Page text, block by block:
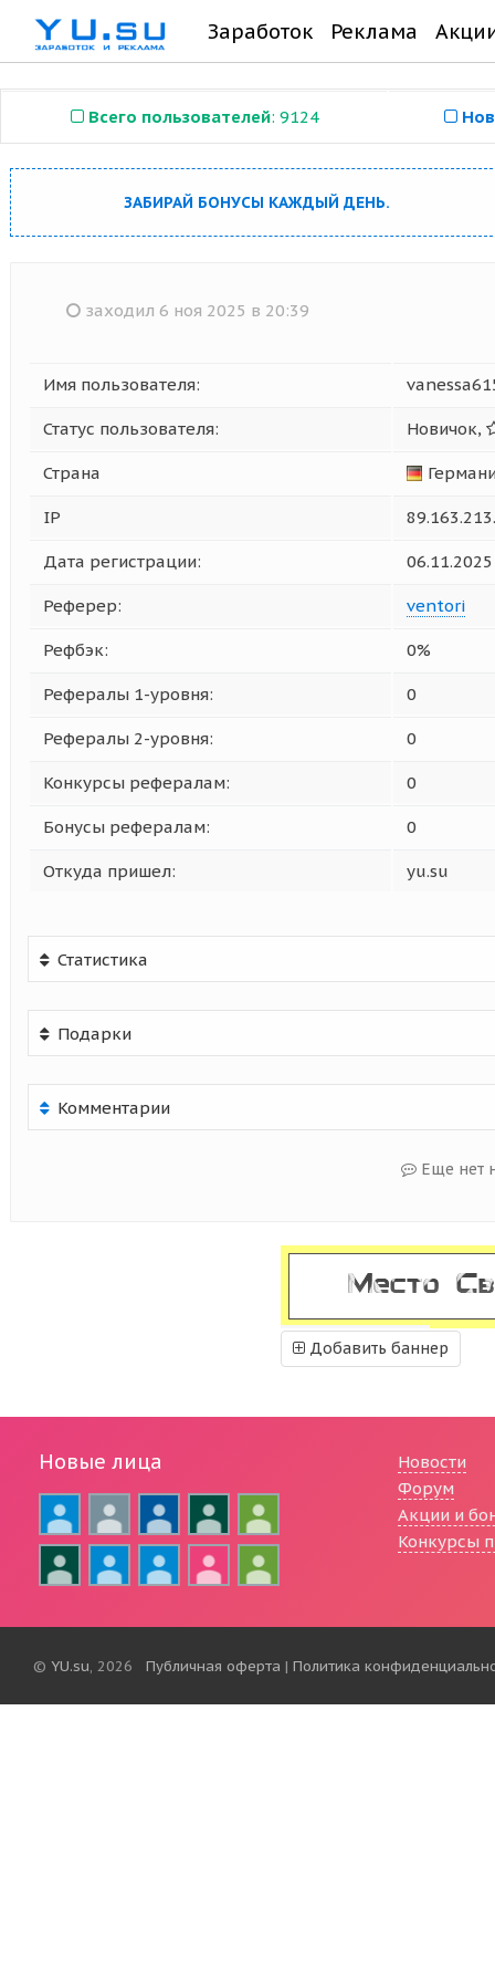
Заработок Реклама
Всего пользователей: 9124
ЗАБИРАЙ БОНУСЫ КАЖДЫЙ ДЕНЬ.
заходил 6 ноя 2025 в 20:39
Имя пользователя:
Статус пользователя: Новичок,
Страна
IP
Дата регистрации: 06.11.2025
Реферер: ventori
Рефбэк: 0%
Рефералы 1-уровня: 0
Рефералы 2-уровня: 0
Конкурсы рефералам: 0
Бонусы рефералам: 0
Откуда пришел: yu.su
Статистика
Подарки
Комментарии
Еще нет
Добавить баннер
Новые лица
Новости
Форум
Акции и
Конкурсы
© YU.su, 2026 Публичная оферта | Политика